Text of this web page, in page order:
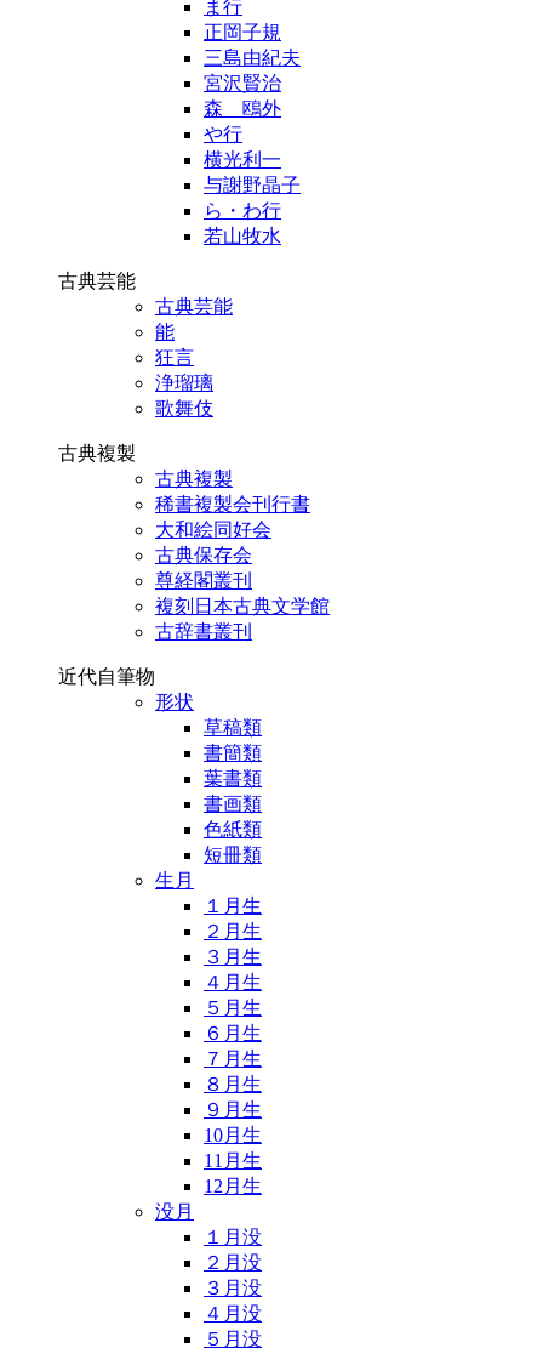
ま行
正岡子規
三島由紀夫
宮沢賢治
森 鴎外
や行
横光利一
与謝野晶子
ら・わ行
若山牧水
古典芸能
古典芸能
能
狂言
浄瑠璃
歌舞伎
古典複製
古典複製
稀書複製会刊行書
大和絵同好会
古典保存会
尊経閣叢刊
複刻日本古典文学館
古辞書叢刊
近代自筆物
形状
草稿類
書簡類
葉書類
書画類
色紙類
短冊類
生月
１月生
２月生
３月生
４月生
５月生
６月生
７月生
８月生
９月生
10月生
11月生
12月生
没月
１月没
２月没
３月没
４月没
５月没